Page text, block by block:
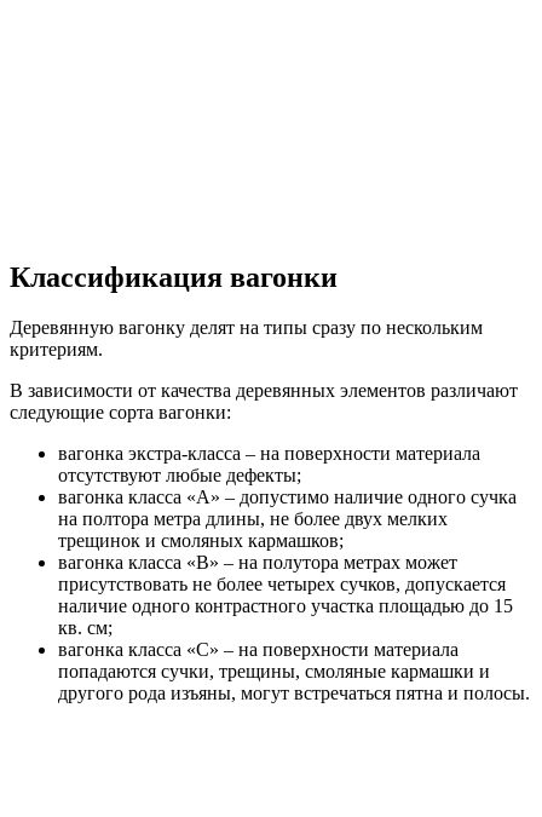
Классификация вагонки
Деревянную вагонку делят на типы сразу по нескольким
критериям.
В зависимости от качества деревянных элементов различают
следующие сорта вагонки:
вагонка экстра-класса – на поверхности материала
отсутствуют любые дефекты;
вагонка класса «А» – допустимо наличие одного сучка
на полтора метра длины, не более двух мелких
трещинок и смоляных кармашков;
вагонка класса «В» – на полутора метрах может
присутствовать не более четырех сучков, допускается
наличие одного контрастного участка площадью до 15
кв. см;
вагонка класса «С» – на поверхности материала
попадаются сучки, трещины, смоляные кармашки и
другого рода изъяны, могут встречаться пятна и полосы.